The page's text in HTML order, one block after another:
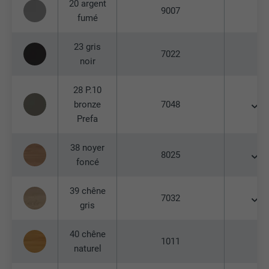
20 argent
fumé
9007
23 gris
noir
7022
28 P.10
bronze
Prefa
7048
38 noyer
foncé
8025
39 chêne
gris
7032
40 chêne
naturel
1011
EXPIRATION 2 ans
UTILITÉ
Utilisé par le service de réseau social
NOM bscookie
FOURNISSEUR
UTILITÉ
Utilisé par le service de réseau social